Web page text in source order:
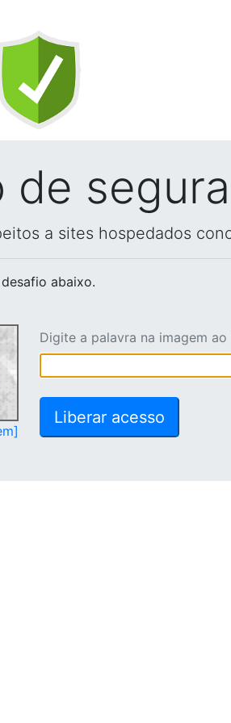
de
a sites hospedados
abaixo.
Digite a palavra na imagem